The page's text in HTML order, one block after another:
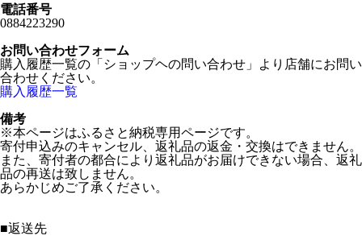
電話番号
0884223290
お問い合わせフォーム
購入履歴一覧の「ショップヘの問い合わせ」より店舗にお問い
合わせください。
購入履歴一覧
備考
※本ページはふるさと納税専用ページです。
寄付申込みのキャンセル、返礼品の返金・交換はできません。
また、寄付者の都合により返礼品がお届けできない場合、返礼
品の再送は致しません。
あらかじめご了承ください。
■返送先